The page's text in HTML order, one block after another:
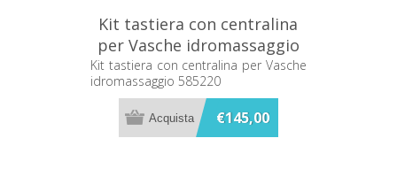
Kit tastiera con centralina
per Vasche idromassaggio
585220
Kit tastiera con centralina per Vasche
idromassaggio 585220
€145,00